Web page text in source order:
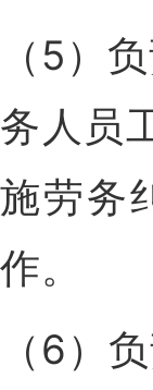
（5）
务人员
施劳务
作。
（6）